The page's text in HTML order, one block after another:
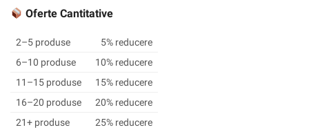
™
™
Film
grafic
translucid
3630-
235,
Oferte Cantitative
2–5 produse
5% reducere
6–10 produse
10% reducere
11–15 produse
15% reducere
16–20 produse
20% reducere
21+ produse
25% reducere